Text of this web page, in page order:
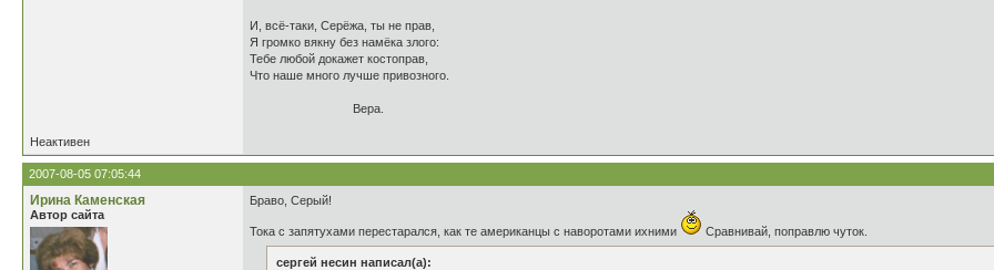
И, всё-таки, Серёжа, ты не прав,
Я громко вякну без намёка злого:
Тебе любой докажет костоправ,
Что наше много лучше привозного.
Вера.
Неактивен
2007-08-05 07:05:44
Ирина Каменская
Автор сайта
Браво, Серый!
Тока с запятухами перестарался, как те американцы с наворотами ихними Сравнивай, поправлю чуток.
сергей несин написал(а):